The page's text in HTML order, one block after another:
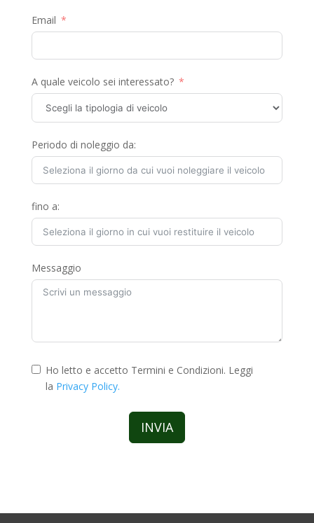
Email
A quale veicolo sei interessato?
Periodo di noleggio da:
fino a:
Messaggio
Ho letto e accetto Termini e Condizioni. Leggi
la Privacy Policy.
INVIA